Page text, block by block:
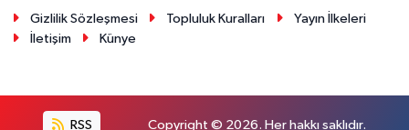
Gizlilik Sözleşmesi Topluluk Kuralları
Yayın İlkeleri
İletişim
Künye
RSS Copyright © 2026. Her hakkı saklıdır.